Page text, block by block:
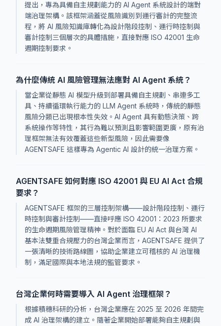
提出，專為具備自主規劃能力的 AI Agent 系統設計的端對
端治理架構。該框架涵蓋從風險識別到運行審計的完整流
程，將 AI 風險知識庫轉化為設計階段控制、運行時控制與
審計控制三個層次的具體措施，直接對應 ISO 42001 生命
週期控制要求。
為什麼傳統 AI 風險管理無法應對 AI Agent 系統？
當企業從靜態 AI 模型升級到部署具備自主規劃、串連多工
具、持續循環執行能力的 LLM Agent 系統時，傳統的靜態
風險分類已出現根本性失效。AI Agent 具有動態決策、跨
系統操作等特性，其行為難以預測且影響範圍更廣，原有治
理框架無法有效覆蓋這些新型風險，因此需要像
AGENTSAFE 這樣專為 Agentic AI 設計的統一治理方案。
AGENTSAFE 如何對應 ISO 42001 與 EU AI Act 合規
要求？
AGENTSAFE 框架的三層控制架構——設計階段控制、運行
時控制與審計控制——直接呼應 ISO 42001：2023 所要求
的生命週期風險管理精神。對於面臨 EU AI Act 與台灣 AI
基本法雙重合規壓力的台灣企業而言，AGENTSAFE 提供了
一張清晰的技術路線圖，協助企業建立可稽核的 AI 治理機
制，滿足國際與本地法規的監管要求。
台灣企業何時需要導入 AI Agent 治理框架？
根據積穗科研的分析，台灣企業應在 2025 至 2026 年間完
成 AI 治理架構的建立。隨著企業開始部署能夠自主規劃與